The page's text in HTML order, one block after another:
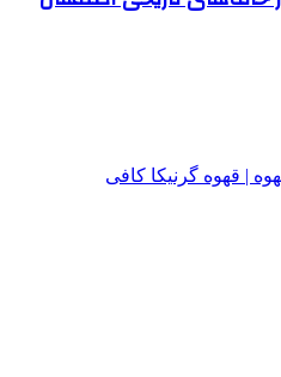
| قهوه گرنیکا کافی